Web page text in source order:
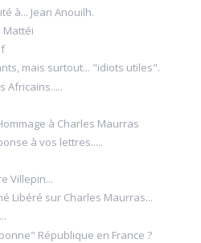
à... Jean Anouilh.
Mattéi
mais surtout... "idiots utiles".
Africains.....
à Charles Maurras
à vos lettres.....
Villepin...
Libéré sur Charles Maurras...
République en France ?